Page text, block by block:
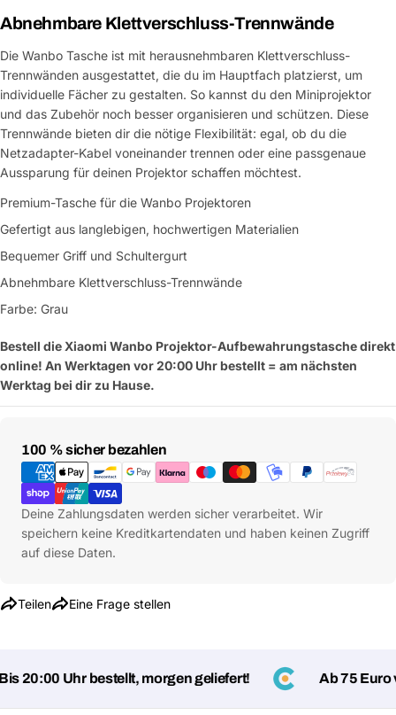
Abnehmbare Klettverschluss-Trennwände
Die Wanbo Tasche ist mit herausnehmbaren Klettverschluss-
Trennwänden ausgestattet, die du im Hauptfach platzierst, um
individuelle Fächer zu gestalten. So kannst du den Miniprojektor
und das Zubehör noch besser organisieren und schützen. Diese
Trennwände bieten dir die nötige Flexibilität: egal, ob du die
Netzadapter-Kabel voneinander trennen oder eine passgenaue
Aussparung für deinen Projektor schaffen möchtest.
Premium-Tasche für die Wanbo Projektoren
Gefertigt aus langlebigen, hochwertigen Materialien
Bequemer Griff und Schultergurt
Abnehmbare Klettverschluss-Trennwände
Farbe: Grau
Bestell die Xiaomi Wanbo Projektor-Aufbewahrungstasche direkt
online! An Werktagen vor 20:00 Uhr bestellt = am nächsten
Werktag bei dir zu Hause.
100 % sicher bezahlen
Zahlungsmethoden
Deine Zahlungsdaten werden sicher verarbeitet. Wir
speichern keine Kreditkartendaten und haben keinen Zugriff
auf diese Daten.
Teilen Eine Frage stellen
20:00 Uhr bestellt, morgen geliefert! Ab 75 Euro